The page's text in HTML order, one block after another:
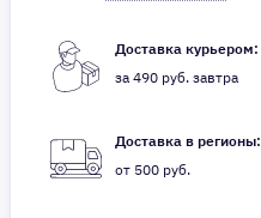
Доставка курьером:
за 490 руб. завтра
Доставка в регионы:
от 500 руб.